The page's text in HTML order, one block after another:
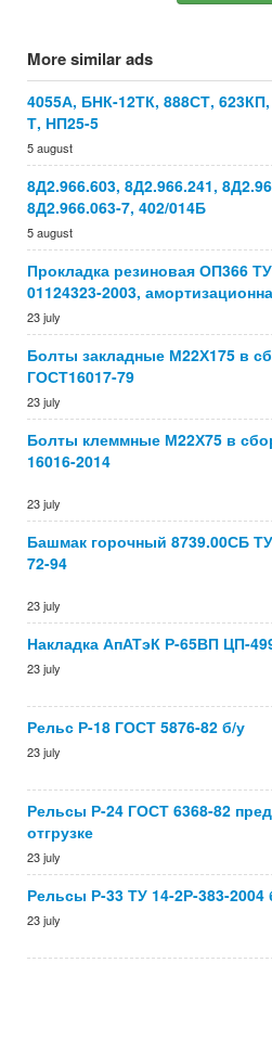
More similar ads
4055А, БНК-12ТК, 888СТ,
Т, НП25-5
5 august
8Д2.966.603, 8Д2.966.241,
8Д2.966.063-7, 402/014Б
5 august
Прокладка резиновая ОП366
01124323-2003,
23 july
Болты закладные М22Х175 в
ГОСТ16017-79
23 july
Болты клеммные М22Х75 в
16016-2014
23 july
Башмак горочный 8739.00СБ
72-94
23 july
Накладка АпАТэК Р-65ВП ЦП-
23 july
Рельс Р-18 ГОСТ 5876-82 б/у
23 july
Рельсы Р-24 ГОСТ 6368-82
отгрузке
23 july
Рельсы Р-33 ТУ 14-2Р-383-2004
23 july